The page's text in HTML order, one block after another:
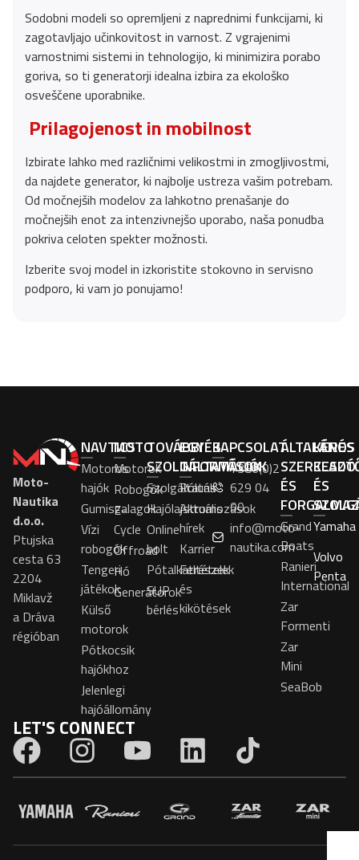
Sodobni modeli so opremljeni z naprednimi funkcijami, ki
zagotavljajo učinkovitost in varnost. Z vgrajenimi
varnostnimi sistemi in tehnologijo, ki minimizira porabo
goriva, so ti generatorji idealna izbira za ekološko
osveščene uporabnike.
Prilagojenost in mobilnost
Izbirate lahko med različnimi velikostmi in zmogljivostmi,
da najdete generator, ki najbolje ustreza vašim potrebam.
Od močnejših modelov za lahkotno prenašanje do
močnejših enot za intenzivnejšo uporabo, naša ponudba
pokriva celoten spekter možnosti.
Izberite svoj model in izkoristite stokovno in servisno
podporo, ki vam jo ponujamo!
Moto-
Nautika
d.o.o.
Ptujska
cesta 63
2204
Miklavž
a Dráva
régióban
NAVTICS
Motoros
hajók
Gumiszalagok
Vízi
robogók
Tengeri
játékok
Külső
motorok
Pótkocsik
hajókhoz
Jelenlegi
hajóállomány
MOTO
Motorok
Robogók
E-
Cycle
Offroad
Hó
Generátorok
TOVÁBBI
SZOLGÁLTATÁSOK
Szolgáltatás
Hajólajstromozások
Online
bolt
Pótalkatrészek
SUP
bérlés
EGYÉB
INFORMÁCIÓK
Rólunk
Aktuális
hírek
Karrier
Feltételek
és
kikötések
KAPCSOLAT
+386(0)2
629 04
00
info@moto-
nautika.com
ÁLTALÁNOS
ÉS
Grand
Boats
Ranieri
International
Zar
Formenti
Zar
Mini
SeaBob
KÉRÉS
ELADÓ
ÉS
Yamaha
Volvo
Penta
LET'S CONNECT